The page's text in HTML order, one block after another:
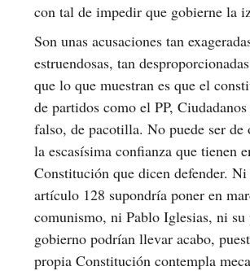
con tal de impedir que gobierne la
Son unas acusaciones tan
estruendosas, tan
que lo que muestran es que el
de partidos como el PP,
falso, de pacotilla. No puede ser de
la escasísima confianza que tienen
Constitución que dicen defender.
artículo 128 supondría poner en
comunismo, ni Pablo Iglesias, ni
gobierno podrían llevar acabo,
propia Constitución contempla